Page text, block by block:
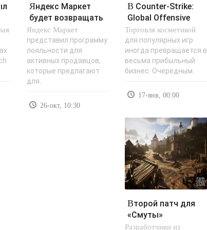
Яндекс Маркет
будет возвращать
продавцам 15%
затрат на..
Яндекс Маркет
представил программу
лояльности для
активных продавцов,
которые предлагают
для..
26-окт, 10:30
В Counter-Strike:
Global Offensive
продан облик для
AK-47..
Торговля косметикой
для популярных игр
иногда превращается в
весьма прибыльный
бизнес. Очередным..
17-янв, 00:00
Второй патч для
«Смуты»
исправляет
Разработчики из